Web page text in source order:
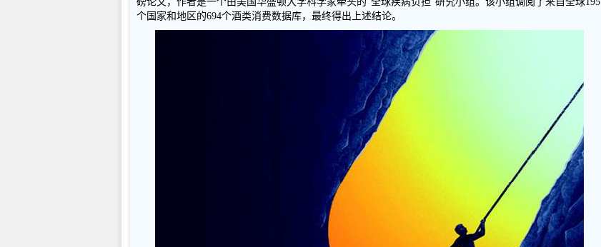
个国家和地区的694个酒类消费数据库，最终得出上述结论。